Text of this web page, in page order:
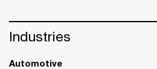
Industries
Automotive